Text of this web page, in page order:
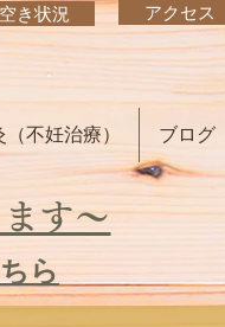
き状況 アクセス
不妊治療） ブログ
す～
ら